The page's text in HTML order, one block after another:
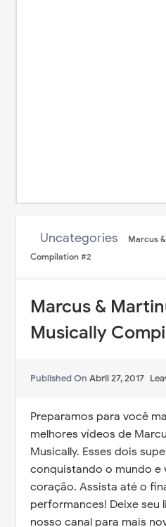
Uncategories
Marcus
Compilation #2
Marcus &
Musically
Published OnAbril 27, 2017
Preparamos para você
melhores vídeos de
Musically. Esses dois
conquistando o mundo e
coração. Assista até o
performances! Deixe seu
nosso canal para mais